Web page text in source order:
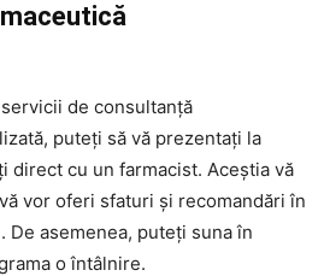
de consultanță
puteți să vă prezentați la
direct cu un farmacist. Aceștia vă
vor oferi sfaturi și recomandări în
De asemenea, puteți suna în
o întâlnire.